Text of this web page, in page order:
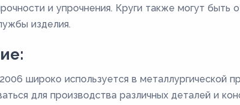
и упрочнения. Круги также могут
изделия.
широко используется в металлургической
для производства различных деталей и